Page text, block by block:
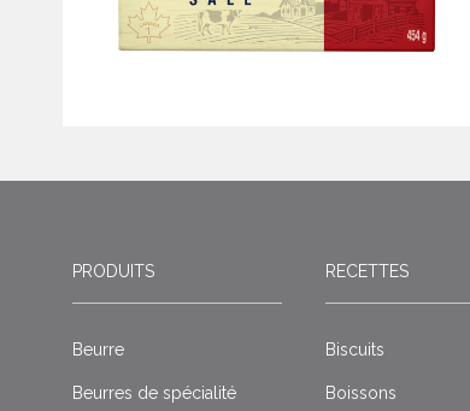
PRODUITS
Beurre
Beurres de spécialité
RECETTES
Biscuits
Boissons